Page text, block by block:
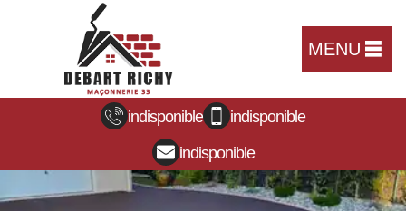
MENU
indisponible
indisponible
indisponible